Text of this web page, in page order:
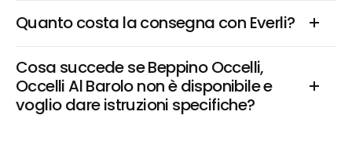
Quanto costa la consegna con Everli?
Cosa succede se Beppino Occelli,
Occelli Al Barolo non è disponibile e
voglio dare istruzioni specifiche?